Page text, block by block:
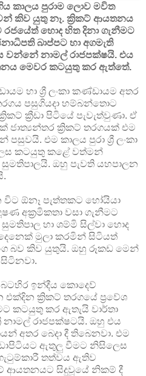
කාලය පුරාම ලොව මවිත
කිව යුතු නෑ. ක්‍රිකට් ආයතනය
හොද හිත දිනා ගැනීමට
බාප්පට හා අගමැති
වන්නේ නාමල් රාජපක්ෂයි. එය
මෙවර කටයුතු කර ඇත්තේ.
හා ශ්‍රී ලංකා කණ්ඩායම අතර
පසුගියදා හම්බන්තොට
ක්‍රීඩා පිටියේ පැවැත්වුණා. ඒ
ක්‍රිකට් තරගයක් එම
පසුවයි. එම කාලය පුරා ශ්‍රී ලංකා
කටයුතු කළේ වත්මන්
ඔහු පැවති යහපාලන
ඕනෑ පැත්තකට හෝයියා
අක්‍රමිකතා වසා ගැනීමට
හා ශම්මි සිල්වා හොද
මුලා කරමින් සිටියත්
බව කිව යුතුයි. ඔහු රූකඩ මෙන්
බටහිර ඉන්දීය කොදෙව්
ක්‍රිකට් තරගයේ ප්‍රවේශ
කටයුතු කර ඇතැයි වාර්තා
නාමල් රාජපක්ෂටයි. ඔහු එය
අතර බෙදා දී තිබෙනවා. එම
ඇතුලු වීමට නිසිලෙස
තත්වය ඇතිව
ආයතනයට සිදුවූයේ නිකම් දී